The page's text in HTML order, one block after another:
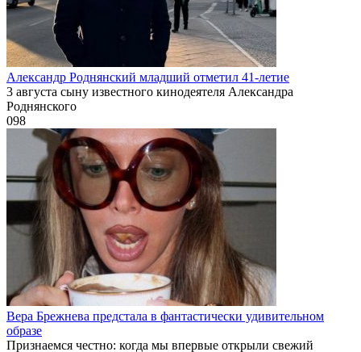
Александр Роднянский младший отметил 41-летие
3 августа сыну известного кинодеятеля Александра
Роднянского
098
Вера Брежнева предстала в фантастически удивительном
образе
Признаемся честно: когда мы впервые открыли свежий